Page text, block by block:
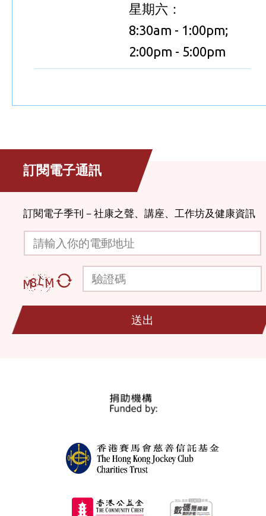
星期六：
8:30am - 1:00pm;
2:00pm - 5:00pm
訂閱電子通訊
訂閱電子季刊－社康之聲、講座、工作坊及健康資訊
請輸入你的電郵地址
驗證碼
送出